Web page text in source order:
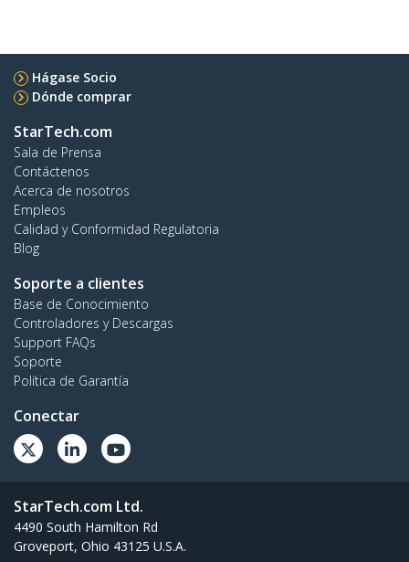
Hágase Socio
Dónde comprar
StarTech.com
Sala de Prensa
Contáctenos
Acerca de nosotros
Empleos
Calidad y Conformidad Regulatoria
Blog
Soporte a clientes
Base de Conocimiento
Controladores y Descargas
Support FAQs
Soporte
Política de Garantía
Conectar
StarTech.com Ltd.
4490 South Hamilton Rd
Groveport, Ohio 43125 U.S.A.